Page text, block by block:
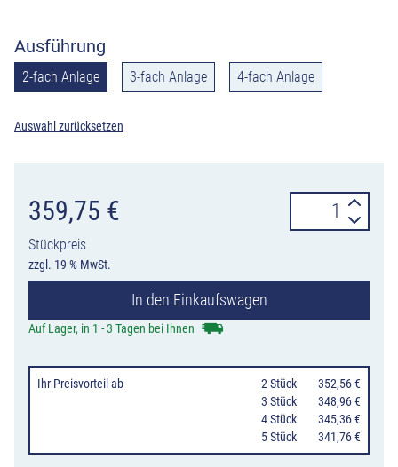
Ausführung
2-fach Anlage 3-fach Anlage 4-fach Anlage
Auswahl zurücksetzen
359,75 €
Stückpreis
zzgl. 19 % MwSt.
Vorwarnanlage
2000
fach,
3-
fach
oder
In den Einkaufswagen
Auf Lager, in 1 - 3 Tagen bei Ihnen
Ihr Preisvorteil ab 2 Stück
352,56 €
3 Stück
348,96 €
4 Stück
345,36 €
5 Stück 341,76 €